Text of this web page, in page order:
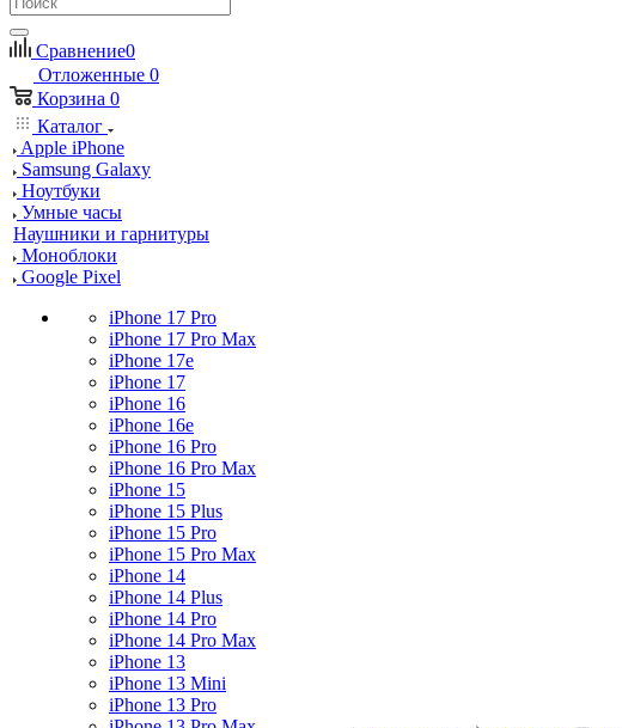
Сравнение0
Отложенные 0
Корзина 0
Каталог
Apple iPhone
Samsung Galaxy
Ноутбуки
Умные часы
Наушники и гарнитуры
Моноблоки
Google Pixel
iPhone 17 Pro
iPhone 17 Pro Max
iPhone 17e
iPhone 17
iPhone 16
iPhone 16e
iPhone 16 Pro
iPhone 16 Pro Max
iPhone 15
iPhone 15 Plus
iPhone 15 Pro
iPhone 15 Pro Max
iPhone 14
iPhone 14 Plus
iPhone 14 Pro
iPhone 14 Pro Max
iPhone 13
iPhone 13 Mini
iPhone 13 Pro